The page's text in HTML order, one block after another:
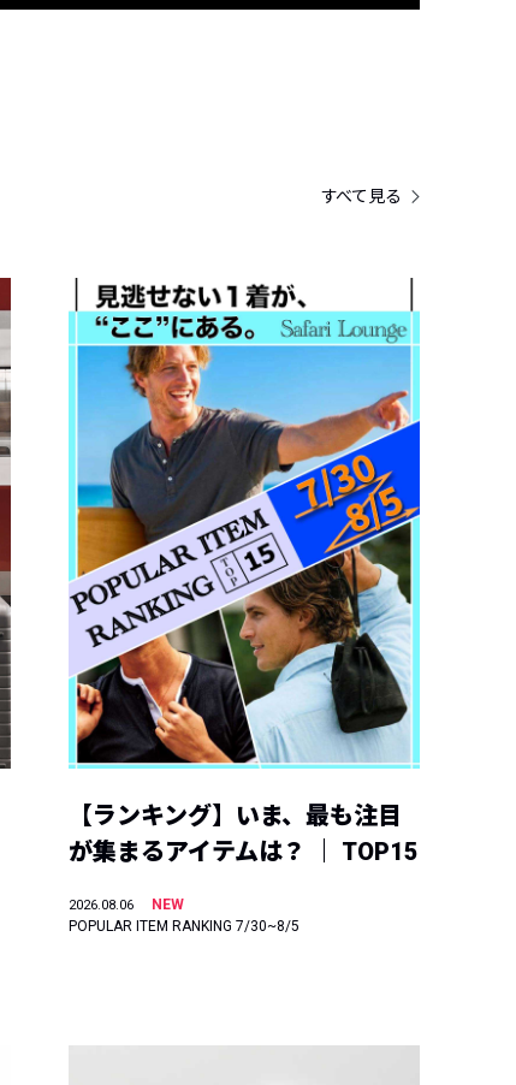
すべて見る
【ランキング】いま、最も注目
が集まるアイテムは？ ｜ TOP15
2026.08.06
NEW
POPULAR ITEM RANKING 7/30~8/5